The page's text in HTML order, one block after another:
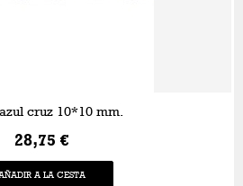
cruz 10*10 mm.
28,75 €
A LA CESTA